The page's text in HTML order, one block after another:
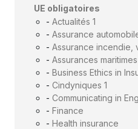
UE obligatoires
- Actualités 1
- Assurance
- Assurance incendie,
- Assurances maritimes
- Business Ethics in
- Cindyniques 1
- Communicating in
- Finance
- Health insurance